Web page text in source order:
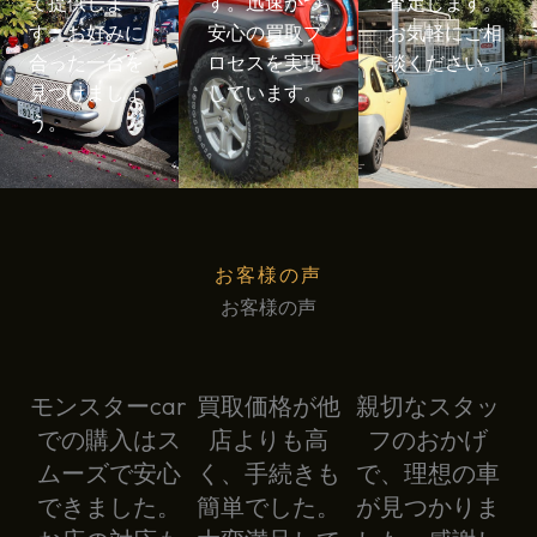
す。お好みに
合った一台を
見つけましょ
う。
安心の買取プ
ロセスを実現
しています。
お気軽にご相
談ください。
お客様の声
お客様の声
モンスターcar
での購入はス
ムーズで安心
できました。
買取価格が他
店よりも高
く、手続きも
簡単でした。
親切なスタッ
フのおかげ
で、理想の車
が見つかりま